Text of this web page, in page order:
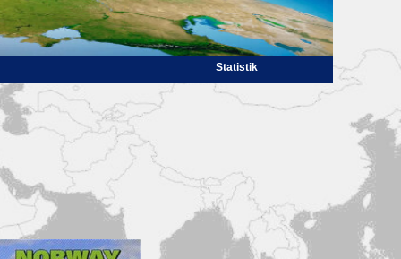
Statistik